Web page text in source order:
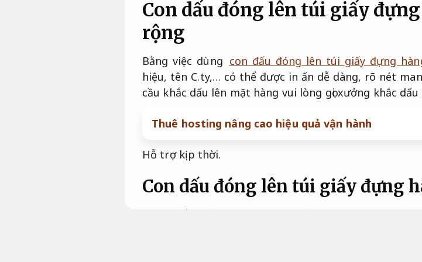
Con dấu đóng lên túi giấy
rộng
Bằng việc dùng con đấu đóng lên túi giấy đựng
hiệu, tên C.ty,… có thể được in ấn dễ dàng, rõ nét
cầu khắc dấu lên mặt hàng vui lòng gọi xưởng khắc
Thuê hosting nâng cao hiệu quả vận hành
Hỗ trợ kịp thời.
Con dấu đóng lên túi giấy đựng